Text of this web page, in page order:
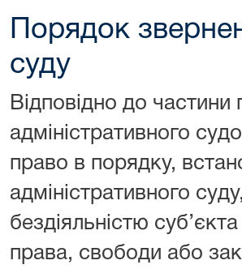
Порядок
суду
Відповідно до частини
адміністративного
право в порядку,
адміністративного
бездіяльністю
права, свободи або